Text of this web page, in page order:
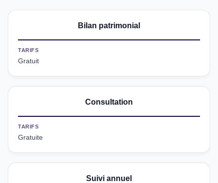
Bilan patrimonial
TARIFS
Gratuit
Consultation
TARIFS
Gratuite
Suivi annuel